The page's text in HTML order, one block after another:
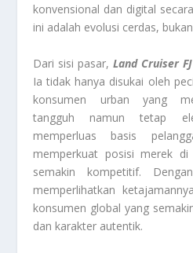
konvensional dan digital
ini adalah evolusi cerdas,
Dari sisi pasar,Land Cruiser FJ
Ia tidak hanya disukai oleh
konsumen urban yang
tangguh namun tetap
memperluas basis
memperkuat posisi merek
semakin kompetitif.
memperlihatkan
konsumen global yang
dan karakter autentik.